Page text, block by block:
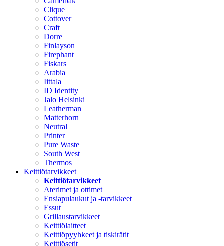
Clique
Cottover
Craft
Dorre
Finlayson
Firephant
Fiskars
Arabia
Iittala
ID Identity
Jalo Helsinki
Leatherman
Matterhorn
Neutral
Printer
Pure Waste
South West
Thermos
Keittiötarvikkeet
Keittiötarvikkeet
Aterimet ja ottimet
Ensiapulaukut ja -tarvikkeet
Essut
Grillaustarvikkeet
Keittiölaitteet
Keittiöpyyhkeet ja tiskirätit
Keittiösetit